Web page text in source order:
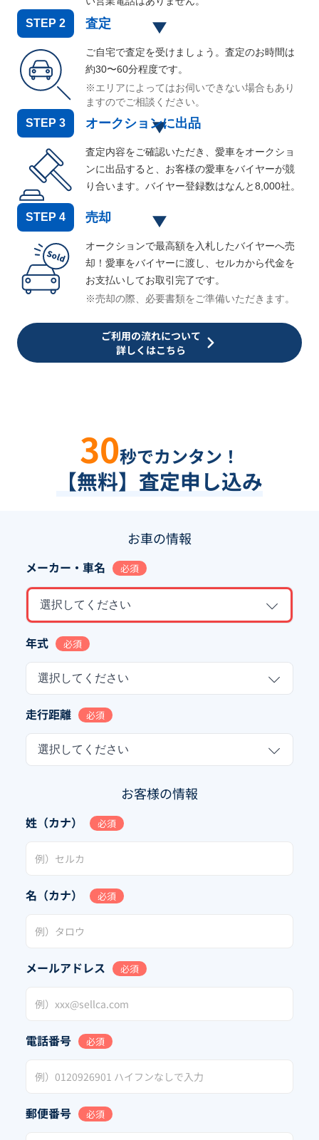
STEP 2 査定
ご自宅で査定を受けましょう。査定のお時間は
約30〜60分程度です。
※エリアによってはお伺いできない場合もあり
ますのでご相談ください。
STEP 3 オークションに出品
査定内容をご確認いただき、愛車をオークショ
ンに出品すると、お客様の愛車をバイヤーが競
り合います。バイヤー登録数はなんと8,000社。
STEP 4 売却
オークションで最高額を入札したバイヤーへ売
却！愛車をバイヤーに渡し、セルカから代金を
お支払いしてお取引完了です。
※売却の際、必要書類をご準備いただきます。
ご利用の流れについて
詳しくはこちら
30秒でカンタン！
【無料】査定申し込み
お車の情報
メーカー・車名 必須
選択してください
年式 必須
選択してください
走行距離 必須
選択してください
お客様の情報
姓（カナ） 必須
名（カナ） 必須
メールアドレス 必須
電話番号 必須
郵便番号 必須